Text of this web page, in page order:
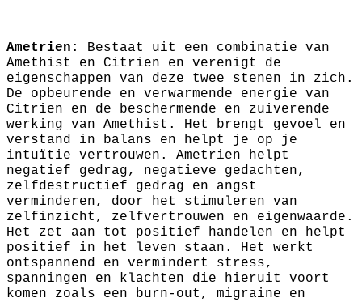
Ametrien : Bestaat uit een combinatie van
Amethist en Citrien en verenigt de
eigenschappen van deze twee stenen in zich.
De opbeurende en verwarmende energie van
Citrien en de beschermende en zuiverende
werking van Amethist. Het brengt gevoel en
verstand in balans en helpt je op je
intuïtie vertrouwen. Ametrien helpt
negatief gedrag, negatieve gedachten,
zelfdestructief gedrag en angst
verminderen, door het stimuleren van
zelfinzicht, zelfvertrouwen en eigenwaarde.
Het zet aan tot positief handelen en helpt
positief in het leven staan. Het werkt
ontspannend en vermindert stress,
spanningen en klachten die hieruit voort
komen zoals een burn-out, migraine en